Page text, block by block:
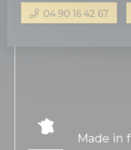
04 90 16 42 67
Made in